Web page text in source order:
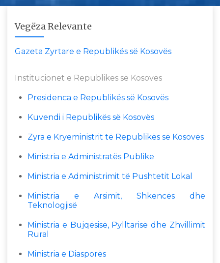
Vegëza Relevante
Gazeta Zyrtare e Republikës së Kosovës
Institucionet e Republikës së Kosovës
Presidenca e Republikës së Kosovës
Kuvendi i Republikës së Kosovës
Zyra e Kryeministrit të Republikës së Kosovës
Ministria e Administratës Publike
Ministria e Administrimit të Pushtetit Lokal
Ministria e Arsimit, Shkencës dhe
Teknologjisë
Ministria e Bujqësisë, Pylltarisë dhe Zhvillimit
Rural
Ministria e Diasporës